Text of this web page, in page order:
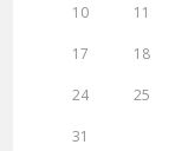
10 11
17 18
24 25
31